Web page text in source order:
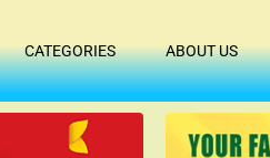
CATEGORIES ABOUT US